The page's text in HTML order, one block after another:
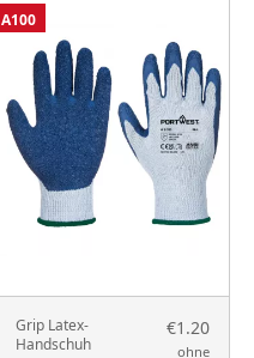
Grip Latex-
Handschuh
€1.20
ohne
A100